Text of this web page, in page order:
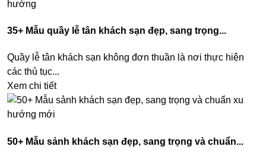
35+ Mẫu quầy lễ tân khách sạn đẹp, sang trọng...
Quầy lễ tân khách sạn không đơn thuần là nơi thực hiện
các thủ tục...
Xem chi tiết
50+ Mẫu sảnh khách sạn đẹp, sang trọng và chuẩn...